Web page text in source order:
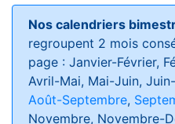
Nos calendriers
regroupent 2 mois
page : Janvier-Février,
Avril-Mai, Mai-Juin,
Août-Septembre,
Novembre, Novembre-